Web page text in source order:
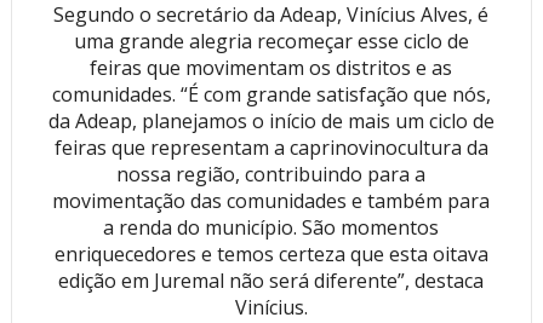
Segundo o secretário da Adeap, Vinícius Alves, é
uma grande alegria recomeçar esse ciclo de
feiras que movimentam os distritos e as
comunidades. “É com grande satisfação que nós,
da Adeap, planejamos o início de mais um ciclo de
feiras que representam a caprinovinocultura da
nossa região, contribuindo para a
movimentação das comunidades e também para
a renda do município. São momentos
enriquecedores e temos certeza que esta oitava
edição em Juremal não será diferente”, destaca
Vinícius.